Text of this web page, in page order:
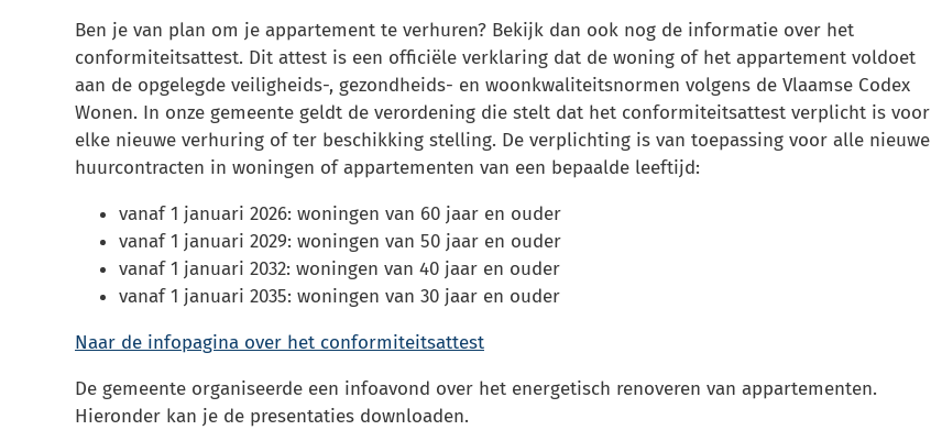
Ben je van plan om je appartement te verhuren? Bekijk dan ook nog de informatie over het
conformiteitsattest. Dit attest is een officiële verklaring dat de woning of het appartement voldoet
aan de opgelegde veiligheids-, gezondheids- en woonkwaliteitsnormen volgens de Vlaamse Codex
Wonen. In onze gemeente geldt de verordening die stelt dat het conformiteitsattest verplicht is voor
elke nieuwe verhuring of ter beschikking stelling. De verplichting is van toepassing voor alle nieuwe
huurcontracten in woningen of appartementen van een bepaalde leeftijd:
vanaf 1 januari 2026: woningen van 60 jaar en ouder
vanaf 1 januari 2029: woningen van 50 jaar en ouder
vanaf 1 januari 2032: woningen van 40 jaar en ouder
vanaf 1 januari 2035: woningen van 30 jaar en ouder
Naar de infopagina over het conformiteitsattest
De gemeente organiseerde een infoavond over het energetisch renoveren van appartementen.
Hieronder kan je de presentaties downloaden.